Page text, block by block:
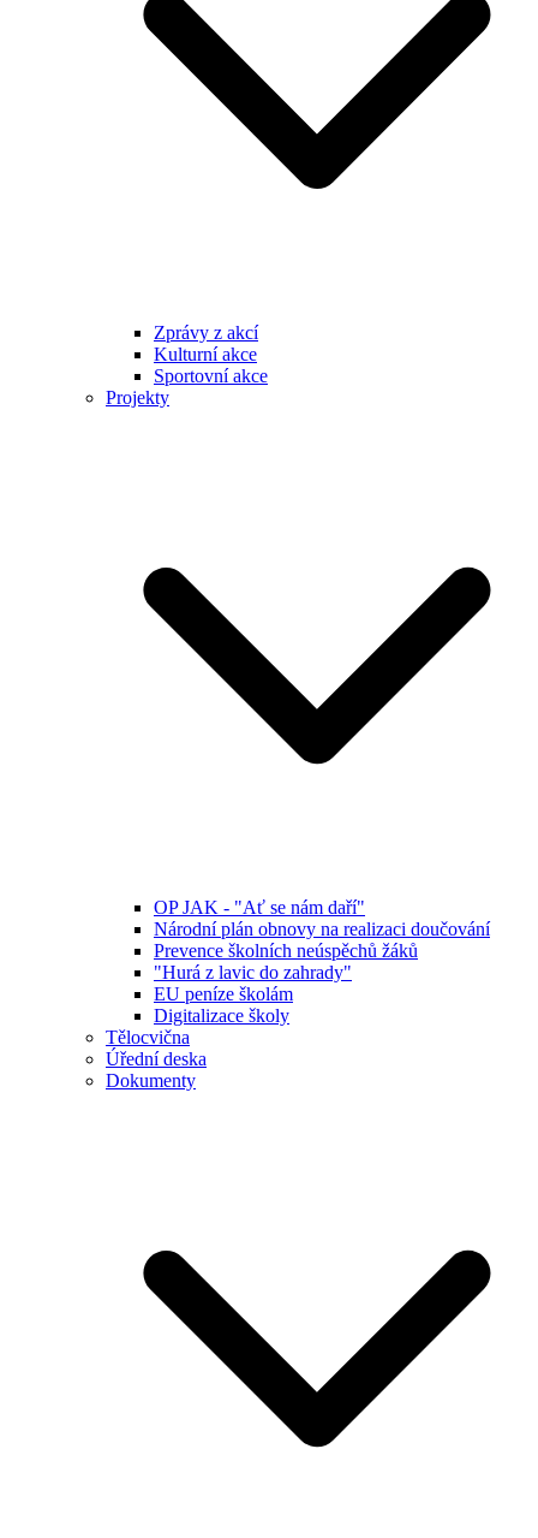
Zprávy z akcí
Kulturní akce
Sportovní akce
Projekty
OP JAK - "Ať se nám daří"
Národní plán obnovy na realizaci doučování
Prevence školních neúspěchů žáků
"Hurá z lavic do zahrady"
EU peníze školám
Digitalizace školy
Tělocvična
Úřední deska
Dokumenty